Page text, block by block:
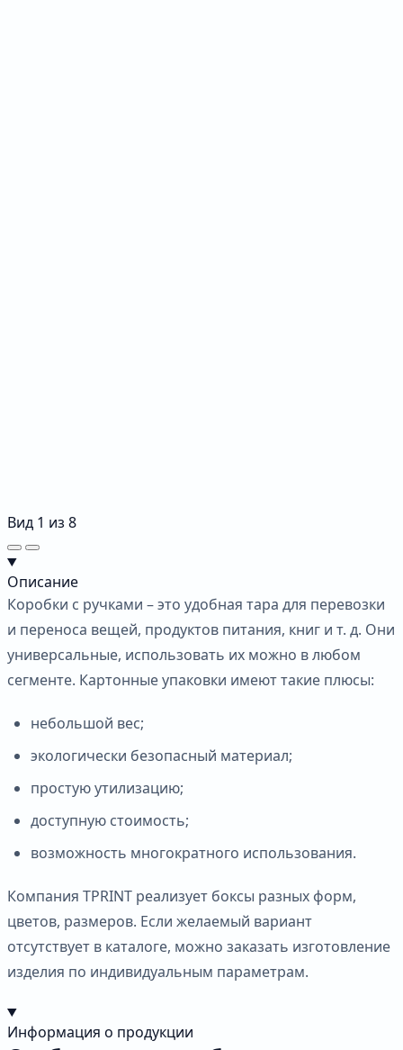
Вид 1 из 8
Описание
Коробки с ручками – это удобная тара для перевозки
и переноса вещей, продуктов питания, книг и т. д. Они
универсальные, использовать их можно в любом
сегменте. Картонные упаковки имеют такие плюсы:
небольшой вес;
экологически безопасный материал;
простую утилизацию;
доступную стоимость;
возможность многократного использования.
Компания TPRINT реализует боксы разных форм,
цветов, размеров. Если желаемый вариант
отсутствует в каталоге, можно заказать изготовление
изделия по индивидуальным параметрам.
Информация о продукции